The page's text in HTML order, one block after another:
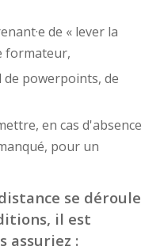
de « lever la
formateur,
powerpoints, de
en cas d'absence
pour un
se déroule
il est
assuriez :